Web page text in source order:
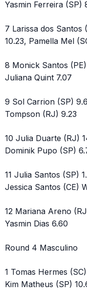
Yasmin Ferreira (SP)
7 Larissa dos Santos
10.23, Pamella Mel
8 Monick Santos
Juliana Quint 7.07
9 Sol Carrion (SP)
Tompson (RJ) 9.23
10 Julia Duarte (RJ)
Dominik Pupo (SP)
11 Julia Santos (SP)
Jessica Santos (CE)
12 Mariana Areno
Yasmin Dias 6.60
Round 4 Masculino
1 Tomas Hermes
Kim Matheus (SP)